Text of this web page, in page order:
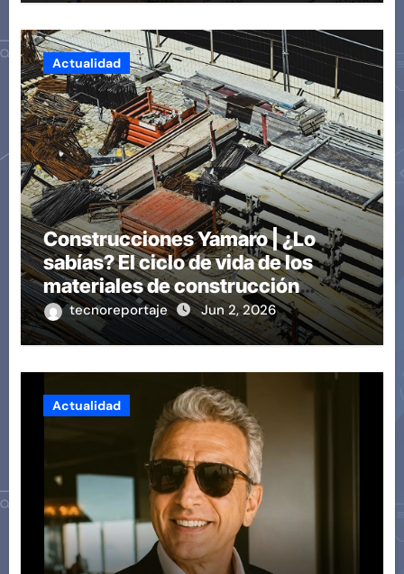
Actualidad
Construcciones Yamaro | ¿Lo
sabías? El ciclo de vida de los
materiales de construcción
revoluciona eficiencia en
proyectos modernos
tecnoreportaje Jun 2, 2026
Actualidad